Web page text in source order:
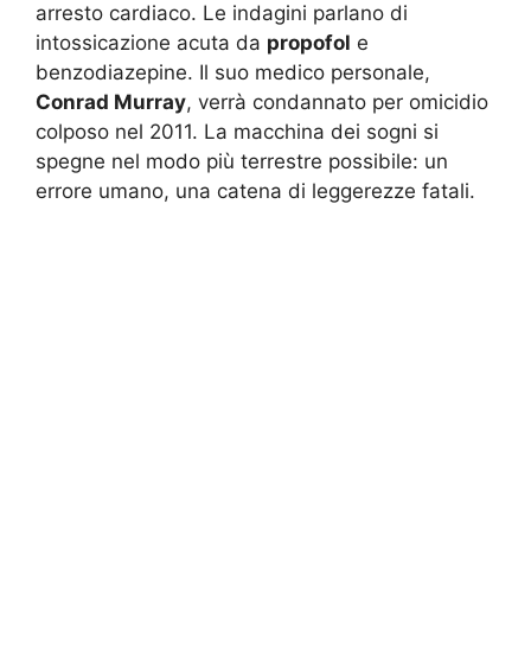
arresto cardiaco. Le indagini parlano di
intossicazione acuta da propofol e
benzodiazepine. Il suo medico personale,
Conrad Murray, verrà condannato per omicidio
colposo nel 2011. La macchina dei sogni si
spegne nel modo più terrestre possibile: un
errore umano, una catena di leggerezze fatali.